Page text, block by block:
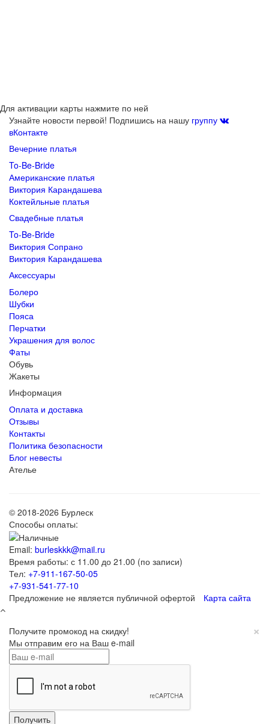
Для активации карты нажмите по ней
Узнайте новости первой! Подпишись на нашу группу
вКонтакте
Вечерние платья
To-Be-Bride
Американские платья
Виктория Карандашева
Коктейльные платья
Свадебные платья
To-Be-Bride
Виктория Сопрано
Виктория Карандашева
Аксессуары
Болеро
Шубки
Пояса
Перчатки
Украшения для волос
Фаты
Обувь
Жакеты
Информация
Оплата и доставка
Отзывы
Контакты
Политика безопасности
Блог невесты
Ателье
© 2018-2026 Бурлеск
Способы оплаты:
Email: burleskkk@mail.ru
Время работы: с 11.00 до 21.00 (по записи)
Тел: +7-911-167-50-05
+7-931-541-77-10
Предложение не является публичной офертой
Карта сайта
×
Получите промокод на скидку!
Мы отправим его на Ваш e-mail